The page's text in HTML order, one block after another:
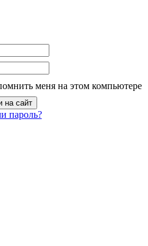
меня на этом компьютере
пароль?